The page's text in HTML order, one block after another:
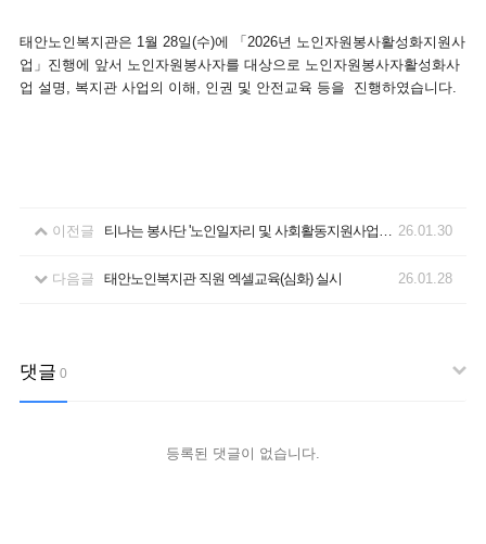
태안노인복지관은 1월 28일(수)에 「2026년 노인자원봉사활성화지원사
업」진행에 앞서 노인자원봉사자를 대상으로 노인자원봉사자활성화사
업 설명, 복지관 사업의 이해, 인권 및 안전교육 등을 진행하였습니다.
이전글 티나는 봉사단 '노인일자리 및 사회활동지원사업 발대식 및 안전교육' 봉사 활동 진행 26.01.30
다음글 태안노인복지관 직원 엑셀교육(심화) 실시 26.01.28
댓글 0
등록된 댓글이 없습니다.